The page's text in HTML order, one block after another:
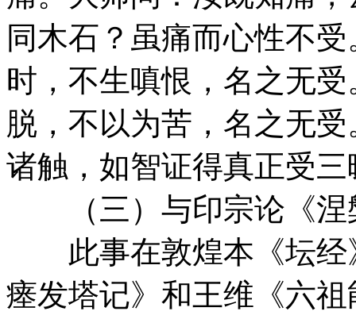
同木石？虽痛而心性不
时，不生嗔恨，名之无
脱，不以为苦，名之无
诸触，如智证得真正受
（三）与印宗论《涅
此事在敦煌本《坛经
瘗发塔记》和王维《六